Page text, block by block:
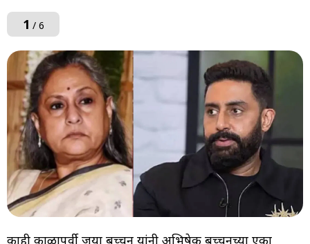
1 / 6
काही काळापूर्वी जया बच्चन यांनी अभिषेक बच्चनच्या एका